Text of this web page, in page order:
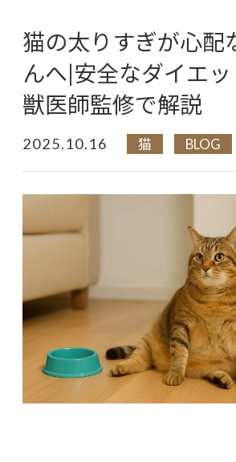
猫の太りすぎが心配
んへ|安全なダイエ
獣医師監修で解説
2025.10.16 猫 BLOG